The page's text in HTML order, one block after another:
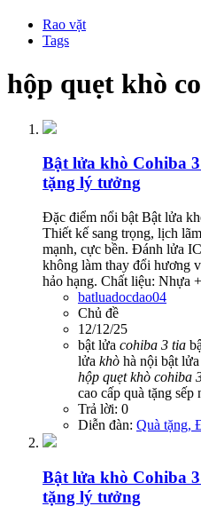
Rao vặt
Tags
hộp quẹt khò
Bật lửa khò Cohiba
tặng lý tưởng
Đặc điểm nổi bật Bật lửa
Thiết kế sang trọng, lịch
mạnh, cực bền. Đánh lửa
không làm thay đổi hương
hảo hạng. Chất liệu: Nhựa
batluadocdao04
Chủ đề
12/12/25
bật lửa cohiba 3 tia
lửa khò hà nội bật lửa
hộp quẹt khò cohiba
cao cấp quà tặng sếp
Trả lời: 0
Diễn đàn: Quà tặng,
Bật lửa khò Cohiba
tặng lý tưởng